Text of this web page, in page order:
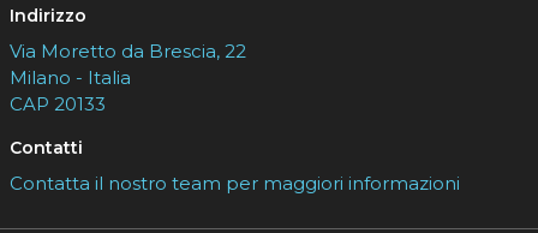
Indirizzo
Via Moretto da Brescia, 22
Milano - Italia
CAP 20133
Contatti
Contatta il nostro team per maggiori informazioni